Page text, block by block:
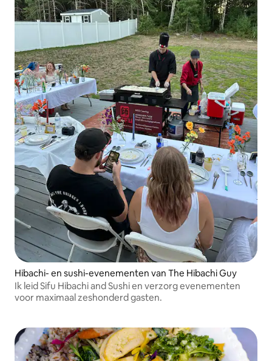
Hibachi- en sushi-evenementen van The Hibachi Guy
Ik leid Sifu Hibachi and Sushi en verzorg evenementen
voor maximaal zeshonderd gasten.